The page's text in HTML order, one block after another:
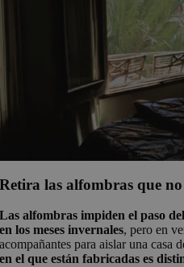
Retira las alfombras que no
Las alfombras impiden el paso
en los meses invernales, pero en
acompañantes para aislar una casa
en el que están fabricadas es